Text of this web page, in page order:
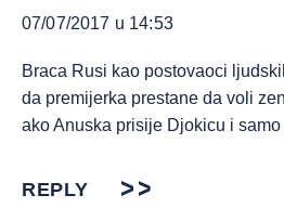
07/07/2017 u 14:53
Braca Rusi kao postovaoci
da premijerka prestane da voli
ako Anuska prisije Djokicu i
REPLY